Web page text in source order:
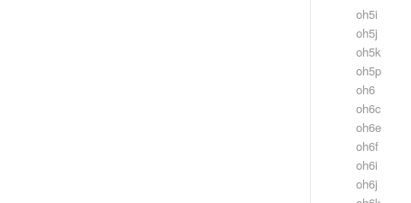
oh5i
oh5j
oh5k
oh5p
oh6
oh6c
oh6e
oh6f
oh6i
oh6j